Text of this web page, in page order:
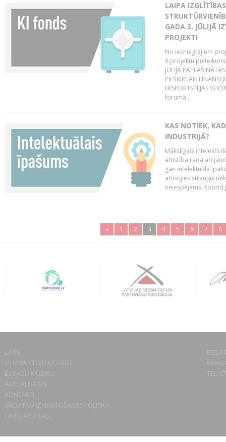
LAIPA
GADA 3. JŪLIJĀ
PROJEKTI
No iesniegtajiem
8 projektu
JŪLIJA
PIEŠĶIRTAIS
EKSPORTSPĒJAS
forumā...
KAS NOTIEK,
INDUSTRIJĀ?
Mākslīgais intelekts
attīstība rada arī
gan intelektuālā
attīstījies straujāk
neiespējams, šobrīd
« 1 2 3 4 5 6 7 8
LAIPA
ES IZMANTOJU MŪZIKU
ES RADU MŪZIKU
AKTUALITĀTES
KONTAKTI
SĪKDATŅU IZMANTOŠANAS POLITIKA
DATU APSTRĀDE
TEL.